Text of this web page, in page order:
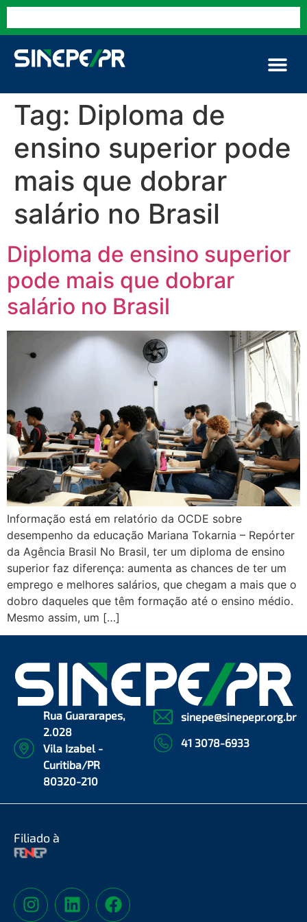
Tag: Diploma de
ensino superior pode
mais que dobrar
salário no Brasil
Diploma de ensino superior
pode mais que dobrar
salário no Brasil
Informação está em relatório da OCDE sobre
desempenho da educação Mariana Tokarnia – Repórter
da Agência Brasil No Brasil, ter um diploma de ensino
superior faz diferença: aumenta as chances de ter um
emprego e melhores salários, que chegam a mais que o
dobro daqueles que têm formação até o ensino médio.
Mesmo assim, um […]
Rua Guararapes,
2.028
Vila Izabel -
Curitiba/PR
80320-210
sinepe@sinepepr.org.br
41 3078-6933
Filiado à